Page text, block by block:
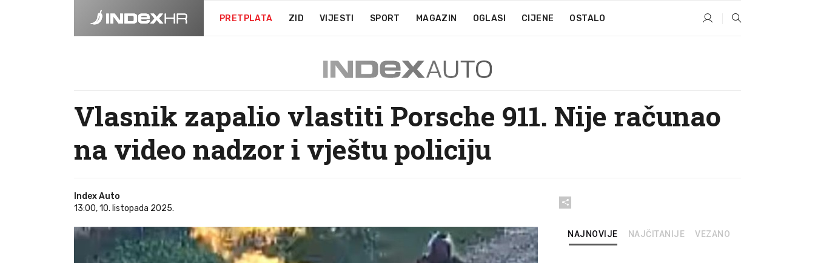
PRETPLATA ZID VIJESTI SPORT MAGAZIN OGLASI CIJENE OSTALO
Vlasnik zapalio vlastiti Porsche 911. Nije računao
na video nadzor i vještu policiju
Index Auto
13:00, 10. listopada 2025.
NAJNOVIJE NAJČITANIJE VEZANO